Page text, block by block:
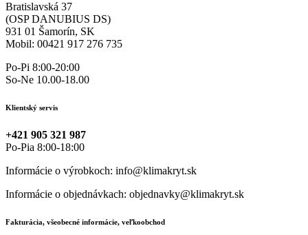
Bratislavská 37
(OSP DANUBIUS DS)
931 01 Šamorín, SK
Mobil: 00421 917 276 735
Po-Pi 8:00-20:00
So-Ne 10.00-18.00
Klientský servis
+421 905 321 987
Po-Pia 8:00-18:00
Informácie o výrobkoch: info@klimakryt.sk
Informácie o objednávkach: objednavky@klimakryt.sk
Fakturácia, všeobecné informácie, veľkoobchod